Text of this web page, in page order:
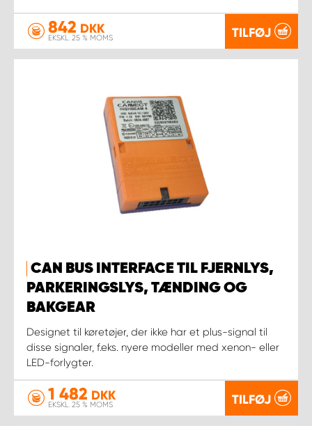
842 DKK
EKSKL. 25 % MOMS TILFØJ
CAN BUS INTERFACE TIL FJERNLYS,
PARKERINGSLYS, TÆNDING OG
BAKGEAR
Designet til køretøjer, der ikke har et plus-signal til
disse signaler, f.eks. nyere modeller med xenon- eller
LED-forlygter.
1 482 DKK
EKSKL. 25 % MOMS TILFØJ